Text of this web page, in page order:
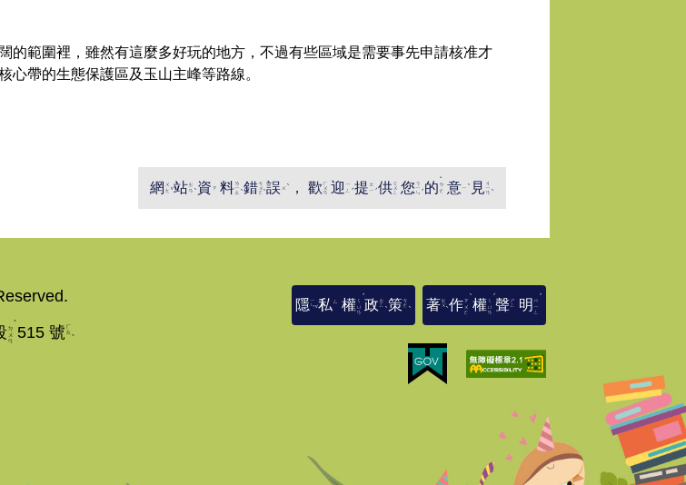
的範圍裡 ，雖然有這麼多好玩的地方 ，不過有些區域是需要事先申請核准才
心帶的生態保護區及玉山主峰等路線。
網 ㄨ
ㄤ ˇ站ㄓ
ㄢˋ資 ㄗ 料ㄌ
ㄧ
ㄠˋ錯ㄘ
ㄨ
ㄛˋ誤 ㄨ
ˋ ， 歡 ㄏ
ㄨ
ㄢ 迎 ㄧ
ㄥ ˊ提 ㄊ
ㄧˊ供 ㄍ
ㄨ
ㄥ 您 ㄋ
ㄧ
ㄣˊ 的 ㄉ
ㄜ
˙
意ㄧ
ˋ 見 ㄐ
ㄧ
ㄢˋ
ㄉ
ㄨ
ㄢ
ˋ
515 號 ㄏ
ㄠˋ
隱 ㄧ
ㄣˇ私 ㄙ 權ㄑ
ㄩ
ㄢ
ˊ
政 ㄓ
ㄥ ˋ策ㄘ
ㄜˋ 著ㄓ
ㄨˋ作ㄗ
ㄨ
ㄛ
ˋ
權ㄑ
ㄩ
ㄢ
ˊ
聲ㄕ
ㄥ 明 ㄇ
ㄧ
ㄥ
ˊ